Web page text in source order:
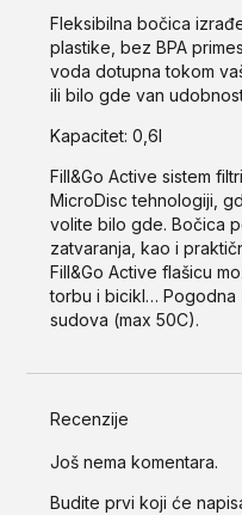
Fleksibilna bočica
plastike, bez BPA
voda dotupna tokom
ili bilo gde van
Kapacitet: 0,6l
Fill&Go Active sistem
MicroDisc tehnologiji,
volite bilo gde. Bočica
zatvaranja, kao i
Fill&Go Active flašicu
torbu i bicikl… Pogodna
sudova (max 50C).
Recenzije
Još nema komentara.
Budite prvi koji će